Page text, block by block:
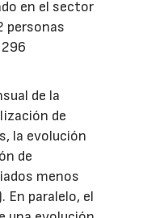
en el sector
personas
de la
de
la evolución
de
menos
En paralelo, el